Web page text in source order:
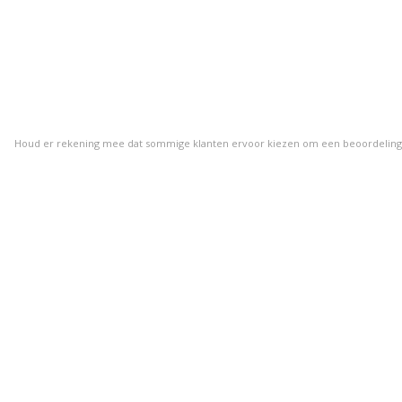
Houd er rekening mee dat sommige klanten ervoor kiezen om een